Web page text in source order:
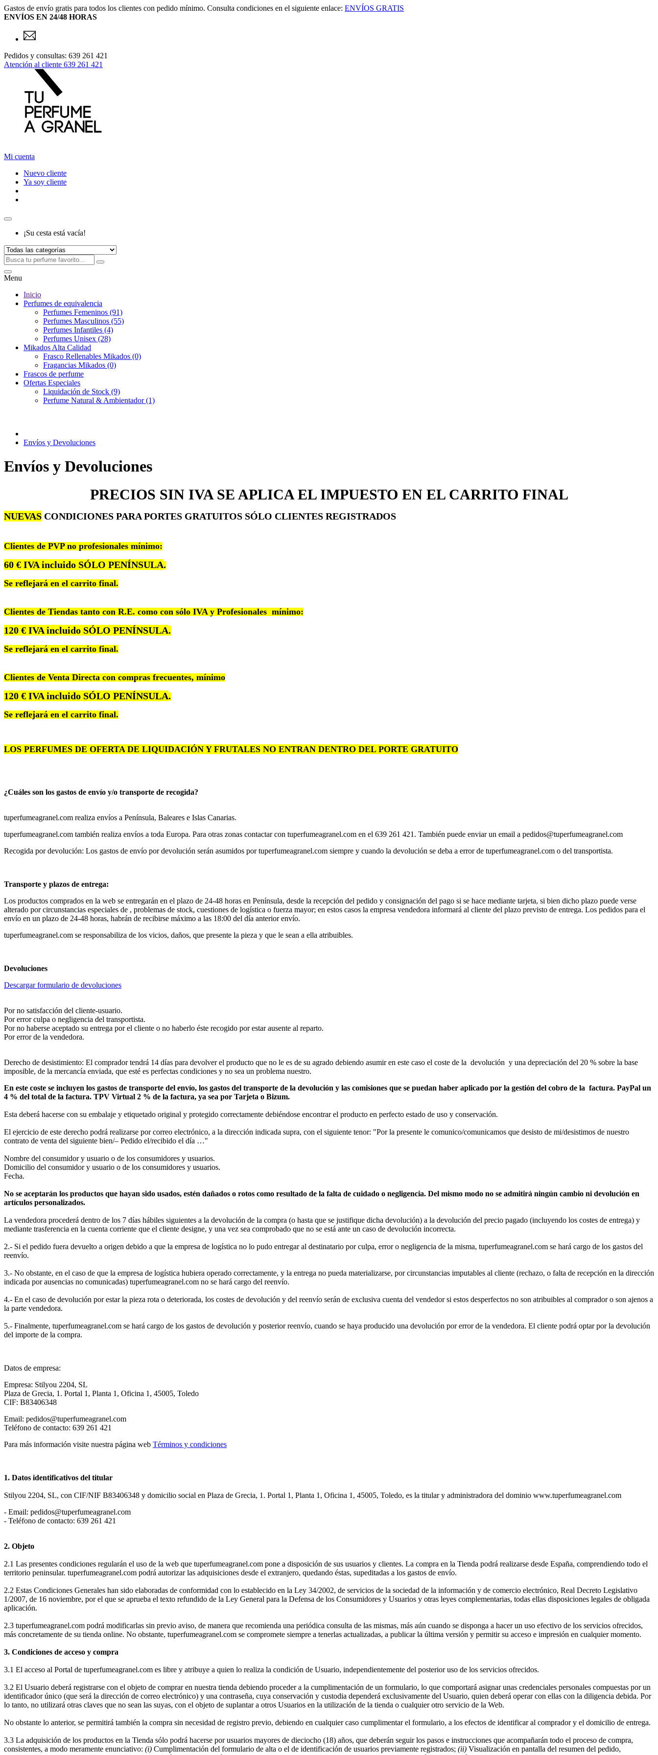
Gastos de envío gratis para todos los clientes con pedido mínimo. Consulta condiciones en el siguiente enlace: ENVÍOS GRATIS
ENVÍOS EN 24/48 HORAS
Pedidos y consultas: 639 261 421
Atención al cliente 639 261 421
Mi cuenta
Nuevo cliente
Ya soy cliente
¡Su cesta está vacía!
Menu
Inicio
Perfumes de equivalencia
Perfumes Femeninos (91)
Perfumes Masculinos (55)
Perfumes Infantiles (4)
Perfumes Unisex (28)
Mikados Alta Calidad
Frasco Rellenables Mikados (0)
Fragancias Mikados (0)
Frascos de perfume
Ofertas Especiales
Liquidación de Stock (9)
Perfume Natural & Ambientador (1)
Envíos y Devoluciones
Envíos y Devoluciones
PRECIOS SIN IVA SE APLICA EL IMPUESTO EN EL CARRITO FINAL
NUEVAS CONDICIONES PARA PORTES GRATUITOS SÓLO CLIENTES REGISTRADOS
Clientes de PVP no profesionales mínimo:
60 € IVA incluido SÓLO PENÍNSULA.
Se reflejará en el carrito final.
Clientes de Tiendas tanto con R.E. como con sólo IVA y Profesionales mínimo:
120 € IVA incluido SÓLO PENÍNSULA.
Se reflejará en el carrito final.
Clientes de Venta Directa con compras frecuentes, mínimo
120 € IVA incluido SÓLO PENÍNSULA.
Se reflejará en el carrito final.
LOS PERFUMES DE OFERTA DE LIQUIDACIÓN Y FRUTALES NO ENTRAN DENTRO DEL PORTE GRATUITO
¿Cuáles son los gastos de envío y/o transporte de recogida?
tuperfumeagranel.com realiza envíos a Península, Baleares e Islas Canarias.
tuperfumeagranel.com también realiza envíos a toda Europa. Para otras zonas contactar con tuperfumeagranel.com en el 639 261 421. También puede enviar un email a pedidos@tuperfumeagranel.com
Recogida por devolución: Los gastos de envío por devolución serán asumidos por tuperfumeagranel.com siempre y cuando la devolución se deba a error de tuperfumeagranel.com o del transportista.
Transporte y plazos de entrega:
Los productos comprados en la web se entregarán en el plazo de 24-48 horas en Península, desde la recepción del pedido y consignación del pago si se hace mediante tarjeta, si bien dicho plazo puede verse
alterado por circunstancias especiales de , problemas de stock, cuestiones de logística o fuerza mayor; en estos casos la empresa vendedora informará al cliente del plazo previsto de entrega. Los pedidos para el
envío en un plazo de 24-48 horas, habrán de recibirse máximo a las 18:00 del día anterior envío.
tuperfumeagranel.com se responsabiliza de los vicios, daños, que presente la pieza y que le sean a ella atribuibles.
Devoluciones
Descargar formulario de devoluciones
Por no satisfacción del cliente-usuario.
Por error culpa o negligencia del transportista.
Por no haberse aceptado su entrega por el cliente o no haberlo éste recogido por estar ausente al reparto.
Por error de la vendedora.
Derecho de desistimiento: El comprador tendrá 14 días para devolver el producto que no le es de su agrado debiendo asumir en este caso el coste de la devolución y una depreciación del 20 % sobre la base
imposible, de la mercancía enviada, que esté es perfectas condiciones y no sea un problema nuestro.
En este coste se incluyen los gastos de transporte del envío, los gastos del transporte de la devolución y las comisiones que se puedan haber aplicado por la gestión del cobro de la factura. PayPal un
4 % del total de la factura. TPV Virtual 2 % de la factura, ya sea por Tarjeta o Bizum.
Esta deberá hacerse con su embalaje y etiquetado original y protegido correctamente debiéndose encontrar el producto en perfecto estado de uso y conservación.
El ejercicio de este derecho podrá realizarse por correo electrónico, a la dirección indicada supra, con el siguiente tenor: "Por la presente le comunico/comunicamos que desisto de mi/desistimos de nuestro
contrato de venta del siguiente bien/– Pedido el/recibido el día …"
Nombre del consumidor y usuario o de los consumidores y usuarios.
Domicilio del consumidor y usuario o de los consumidores y usuarios.
Fecha.
No se aceptarán los productos que hayan sido usados, estén dañados o rotos como resultado de la falta de cuidado o negligencia. Del mismo modo no se admitirá ningún cambio ni devolución en
artículos personalizados.
La vendedora procederá dentro de los 7 días hábiles siguientes a la devolución de la compra (o hasta que se justifique dicha devolución) a la devolución del precio pagado (incluyendo los costes de entrega) y
mediante trasferencia en la cuenta corriente que el cliente designe, y una vez sea comprobado que no se está ante un caso de devolución incorrecta.
2.- Si el pedido fuera devuelto a origen debido a que la empresa de logística no lo pudo entregar al destinatario por culpa, error o negligencia de la misma, tuperfumeagranel.com se hará cargo de los gastos del
reenvío.
3.- No obstante, en el caso de que la empresa de logística hubiera operado correctamente, y la entrega no pueda materializarse, por circunstancias imputables al cliente (rechazo, o falta de recepción en la dirección
indicada por ausencias no comunicadas) tuperfumeagranel.com no se hará cargo del reenvío.
4.- En el caso de devolución por estar la pieza rota o deteriorada, los costes de devolución y del reenvío serán de exclusiva cuenta del vendedor si estos desperfectos no son atribuibles al comprador o son ajenos a
la parte vendedora.
5.- Finalmente, tuperfumeagranel.com se hará cargo de los gastos de devolución y posterior reenvío, cuando se haya producido una devolución por error de la vendedora. El cliente podrá optar por la devolución
del importe de la compra.
Datos de empresa:
Empresa: Stilyou 2204, SL
Plaza de Grecia, 1. Portal 1, Planta 1, Oficina 1, 45005, Toledo
CIF: B83406348
Email: pedidos@tuperfumeagranel.com
Teléfono de contacto: 639 261 421
Para más información visite nuestra página web Términos y condiciones
1. Datos identificativos del titular
Stilyou 2204, SL, con CIF/NIF B83406348 y domicilio social en Plaza de Grecia, 1. Portal 1, Planta 1, Oficina 1, 45005, Toledo, es la titular y administradora del dominio www.tuperfumeagranel.com
- Email: pedidos@tuperfumeagranel.com
- Teléfono de contacto: 639 261 421
2. Objeto
2.1 Las presentes condiciones regularán el uso de la web que tuperfumeagranel.com pone a disposición de sus usuarios y clientes. La compra en la Tienda podrá realizarse desde España, comprendiendo todo el
territorio peninsular. tuperfumeagranel.com podrá autorizar las adquisiciones desde el extranjero, quedando éstas, supeditadas a los gastos de envío.
2.2 Estas Condiciones Generales han sido elaboradas de conformidad con lo establecido en la Ley 34/2002, de servicios de la sociedad de la información y de comercio electrónico, Real Decreto Legislativo
1/2007, de 16 noviembre, por el que se aprueba el texto refundido de la Ley General para la Defensa de los Consumidores y Usuarios y otras leyes complementarias, todas ellas disposiciones legales de obligada
aplicación.
2.3 tuperfumeagranel.com podrá modificarlas sin previo aviso, de manera que recomienda una periódica consulta de las mismas, más aún cuando se disponga a hacer un uso efectivo de los servicios ofrecidos,
más concretamente de su tienda online. No obstante, tuperfumeagranel.com se compromete siempre a tenerlas actualizadas, a publicar la última versión y permitir su acceso e impresión en cualquier momento.
3. Condiciones de acceso y compra
3.1 El acceso al Portal de tuperfumeagranel.com es libre y atribuye a quien lo realiza la condición de Usuario, independientemente del posterior uso de los servicios ofrecidos.
3.2 El Usuario deberá registrarse con el objeto de comprar en nuestra tienda debiendo proceder a la cumplimentación de un formulario, lo que comportará asignar unas credenciales personales compuestas por un
identificador único (que será la dirección de correo electrónico) y una contraseña, cuya conservación y custodia dependerá exclusivamente del Usuario, quien deberá operar con ellas con la diligencia debida. Por
lo tanto, no utilizará otras claves que no sean las suyas, con el objeto de suplantar a otros Usuarios en la utilización de la tienda o cualquier otro servicio de la Web.
No obstante lo anterior, se permitirá también la compra sin necesidad de registro previo, debiendo en cualquier caso cumplimentar el formulario, a los efectos de identificar al comprador y el domicilio de entrega.
3.3 La adquisición de los productos en la Tienda sólo podrá hacerse por usuarios mayores de dieciocho (18) años, que deberán seguir los pasos e instrucciones que acompañarán todo el proceso de compra,
consistentes, a modo meramente enunciativo: (i) Cumplimentación del formulario de alta o el de identificación de usuarios previamente registrados; (ii) Visualización en pantalla del resumen del pedido,